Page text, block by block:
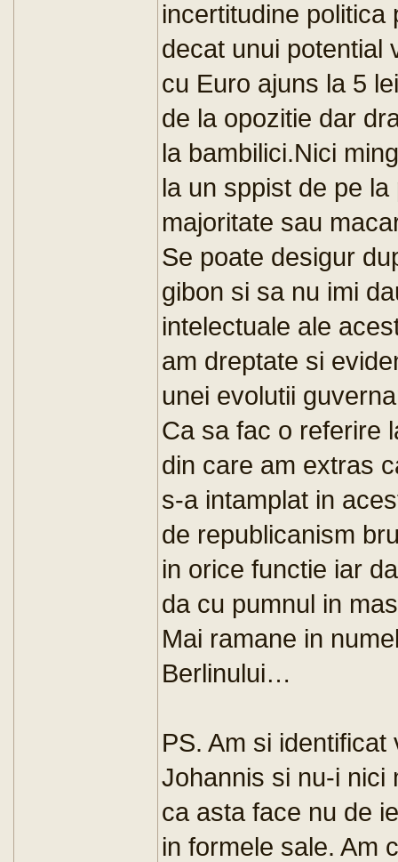
incertitudine politica
decat unui potential
cu Euro ajuns la 5
de la opozitie dar
la bambilici.Nici
la un sppist de pe
majoritate sau
Se poate desigur
gibon si sa nu imi
intelectuale ale
am dreptate si
unei evolutii
Ca sa fac o referire
din care am extras
s-a intamplat in
de republicanism
in orice functie iar
da cu pumnul in
Mai ramane in
Berlinului…
PS. Am si
Johannis si nu-i nici
ca asta face nu de
in formele sale. Am